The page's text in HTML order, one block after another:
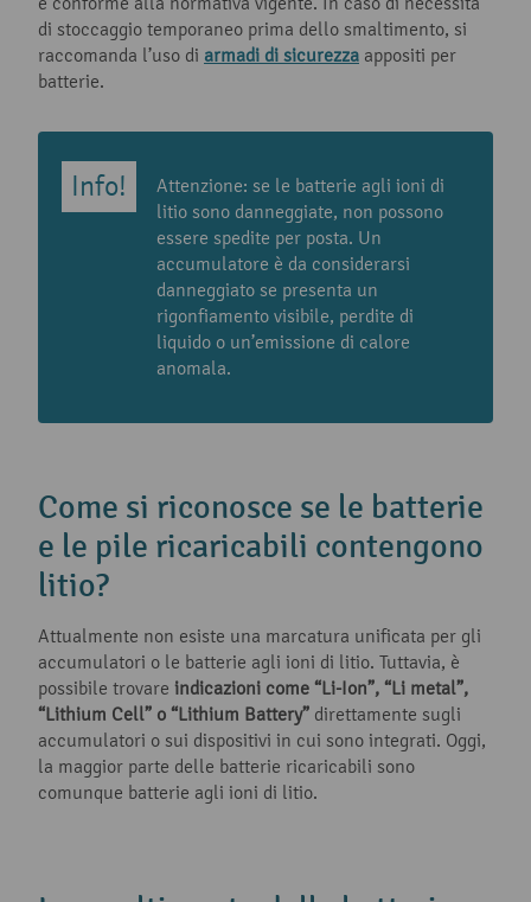
di stoccaggio temporaneo prima dello smaltimento, si
raccomanda l’uso di armadi di sicurezza appositi per
batterie.
Attenzione: se le batterie agli ioni di
litio sono danneggiate, non possono
essere spedite per posta. Un
accumulatore è da considerarsi
danneggiato se presenta un
rigonfiamento visibile, perdite di
liquido o un’emissione di calore
anomala.
Come si riconosce se le batterie
e le pile ricaricabili contengono
litio?
Attualmente non esiste una marcatura unificata per gli
accumulatori o le batterie agli ioni di litio. Tuttavia, è
possibile trovare indicazioni come “Li-Ion”, “Li metal”,
“Lithium Cell” o “Lithium Battery” direttamente sugli
accumulatori o sui dispositivi in cui sono integrati. Oggi,
la maggior parte delle batterie ricaricabili sono
comunque batterie agli ioni di litio.